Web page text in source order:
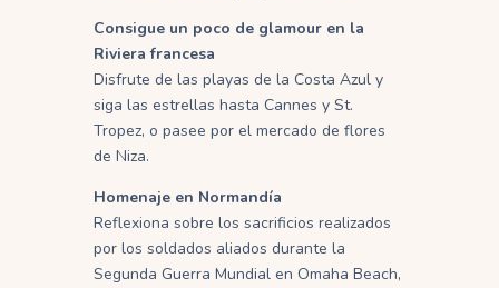
Consigue un poco de glamour en la
Riviera francesa
Disfrute de las playas de la Costa Azul y
siga las estrellas hasta Cannes y St.
Tropez, o pasee por el mercado de flores
de Niza.
Homenaje en Normandía
Reflexiona sobre los sacrificios realizados
por los soldados aliados durante la
Segunda Guerra Mundial en Omaha Beach,